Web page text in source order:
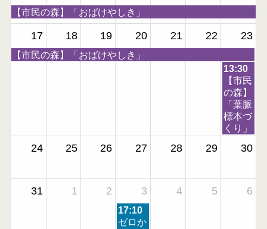
h
2
h
2
土
曜
7
月
【市民の森】「おばけやしき」
17 18 19 20 21 22 23
土
t
【市民の森】「おばけやしき」
日
曜
日,
月
2
3
13:30
【市民
の森】
「葉脈
標本づ
くり」
24 25 26 27 28 29 30
31 1 2 3 4 5 6
木
曜
17:10
ゼロか